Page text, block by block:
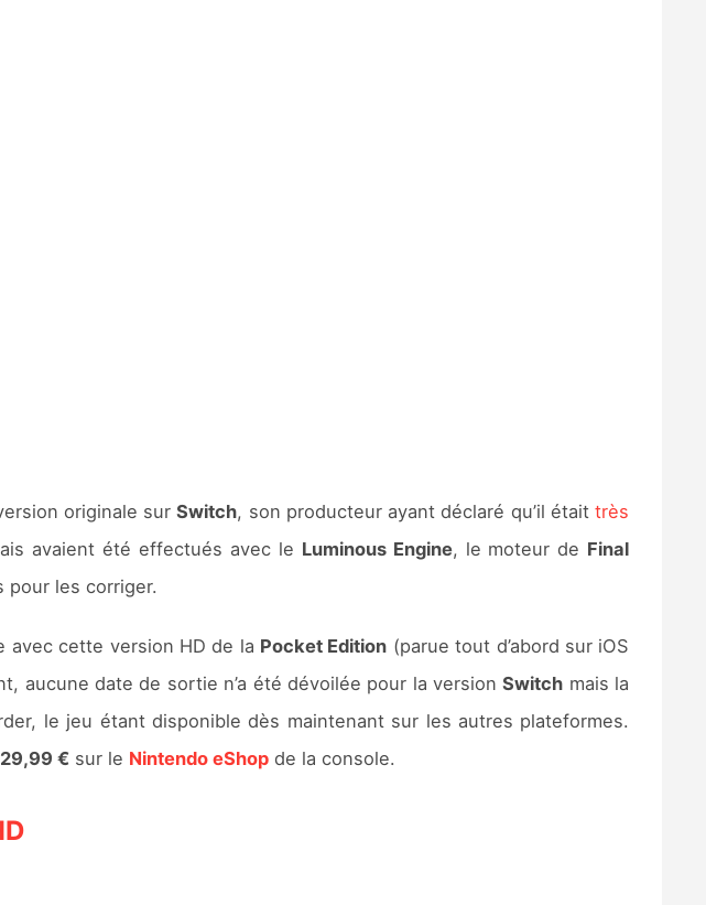
originale surSwitch, son producteur ayant déclaré qu’il étaittrès
avaient été effectués avec le Luminous Engine, le moteur de Final
pour les corriger.
avec cette version HD de la Pocket Edition (parue tout d’abord sur iOS
aucune date de sortie n’a été dévoilée pour la versionSwitch mais la
le jeu étant disponible dès maintenant sur les autres plateformes.
29,99 €sur le Nintendo eShopde la console.